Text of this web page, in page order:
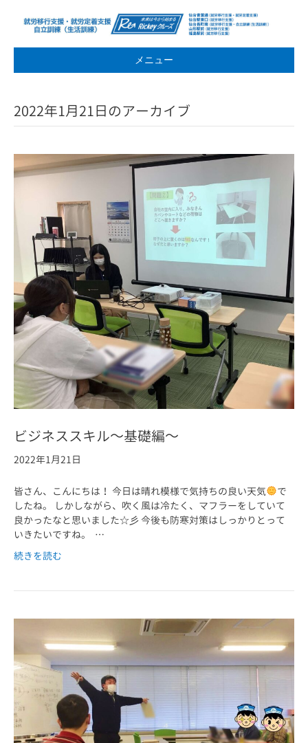
メニュー
2022年1月21日のアーカイブ
ビジネススキル～基礎編～
2022年1月21日
皆さん、こんにちは！ 今日は晴れ模様で気持ちの良い天気
で
したね。 しかしながら、吹く風は冷たく、マフラーをしていて
良かったなと思いました☆彡 今後も防寒対策はしっかりとって
いきたいですね。 …
続きを読む